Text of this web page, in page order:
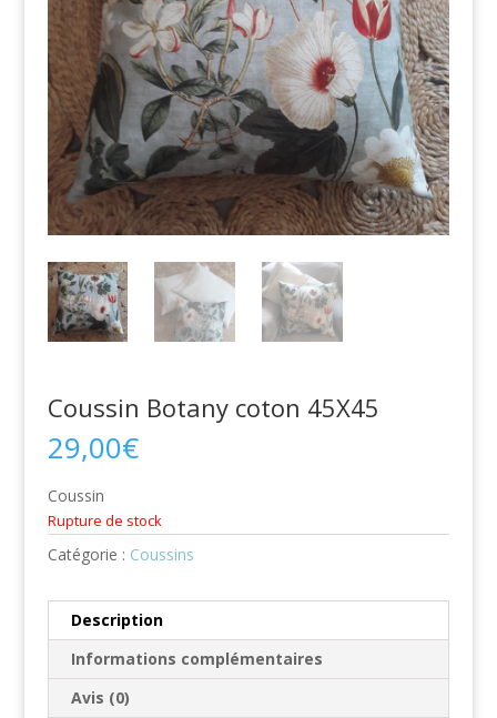
Coussin Botany coton 45X45
29,00€
Coussin
Rupture de stock
Catégorie : Coussins
Description
Informations complémentaires
Avis (0)